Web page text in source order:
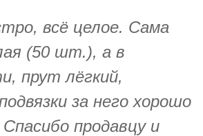
всё целое. Сама
(50 шт.), а в
прут лёгкий,
за него хорошо
продавцу и